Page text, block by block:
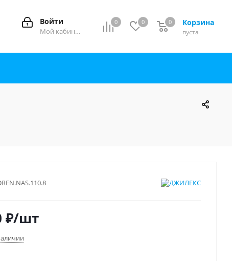
0 0 Корзина
0
пуста
0
Войти
Мой кабинет
₽/шт